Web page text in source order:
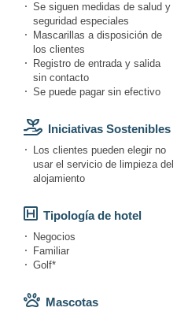
Se siguen medidas de salud y
seguridad especiales
Mascarillas a disposición de
los clientes
Registro de entrada y salida
sin contacto
Se puede pagar sin efectivo
Iniciativas Sostenibles
Los clientes pueden elegir no
usar el servicio de limpieza del
alojamiento
Tipología de hotel
Negocios
Familiar
Golf*
Mascotas